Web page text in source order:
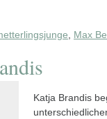
Max
Katja Brandis